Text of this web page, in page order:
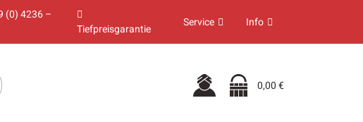
(0) 4236 –
Tiefpreisgarantie Service Info
0,00 €